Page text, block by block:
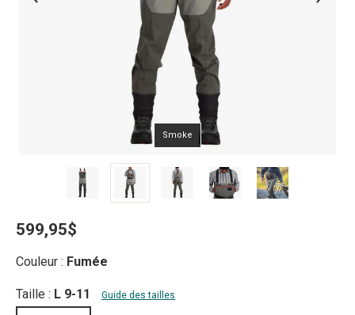
Smoke
599,95$
Couleur : Fumée
Taille : L 9-11 Guide des tailles